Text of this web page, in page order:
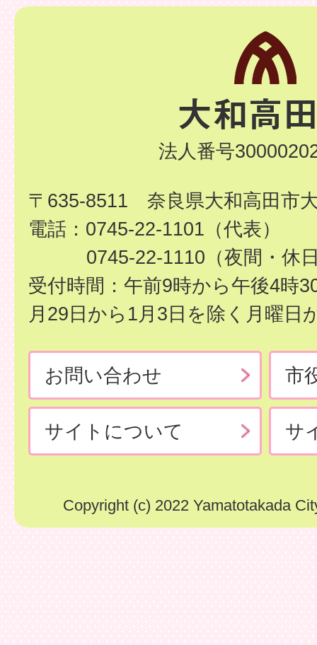
法人番号
〒635-8511 奈良県大和高田市
電話：0745-22-1101（代表）
0745-22-1110（夜間・休
受付時間：午前9時から午後4時
月29日から1月3日を除く月曜日
お問い合わせ 市
サイトについて サ
Copyright (c) 2022 Yamatotakada